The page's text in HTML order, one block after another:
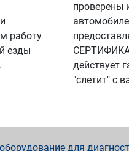
работу
езды
проверены
действует
"слетит" с
для